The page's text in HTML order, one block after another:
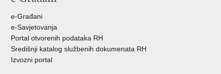
e-Građani
e-Savjetovanja
Portal otvorenih podataka RH
Središnji katalog službenih dokumenata RH
Izvozni portal